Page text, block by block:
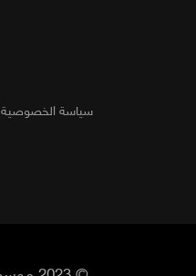
سياسة الخصوصية